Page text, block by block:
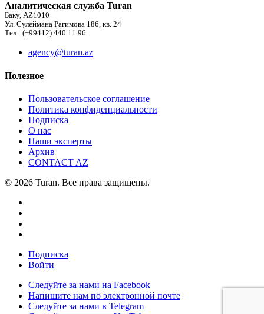
Аналитическая служба Turan
Баку, AZ1010
Ул. Сулеймана Рагимова 186, кв. 24
Тел.: (+99412) 440 11 96
agency@turan.az
Полезное
Пользовательское соглашение
Политика конфиденциальности
Подписка
О нас
Наши эксперты
Архив
CONTACT AZ
© 2026 Turan. Все права защищены.
Подписка
Войти
Следуйте за нами на Facebook
Напишите нам по электронной почте
Следуйте за нами в Telegram